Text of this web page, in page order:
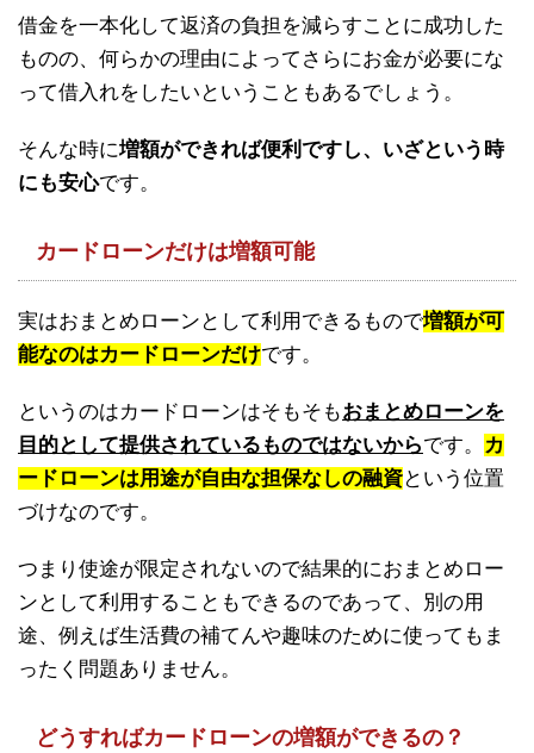
借金を一本化して返済の負担を減らすことに成功した
ものの、何らかの理由によってさらにお金が必要にな
って借入れをしたいということもあるでしょう。
そんな時に増額ができれば便利ですし、いざという時
にも安心です。
カードローンだけは増額可能
実はおまとめローンとして利用できるもので増額が可
能なのはカードローンだけです。
というのはカードローンはそもそもおまとめローンを
目的として提供されているものではないからです。
カ
ードローンは用途が自由な担保なしの融資という位置
づけなのです。
つまり使途が限定されないので結果的におまとめロー
ンとして利用することもできるのであって、別の用
途、例えば生活費の補てんや趣味のために使ってもま
ったく問題ありません。
どうすればカードローンの増額ができるの？